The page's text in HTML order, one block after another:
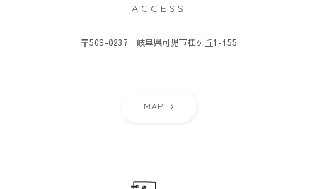
ACCESS
〒509-0237 岐阜県可児市桂ヶ丘1-155
MAP